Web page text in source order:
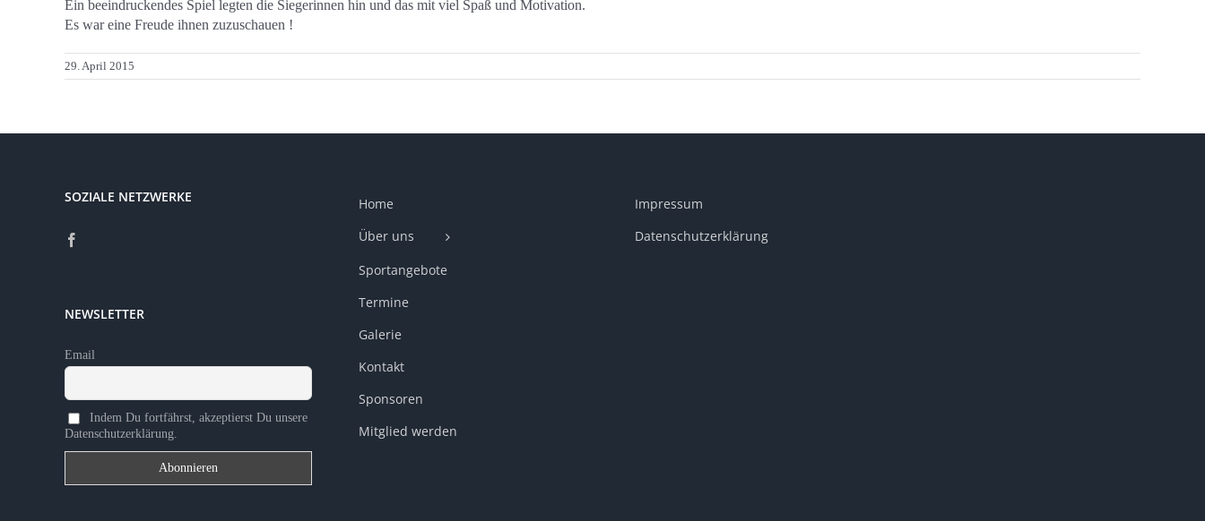
Ein beeindruckendes Spiel legten die Siegerinnen hin und das mit viel Spaß und Motivation.
Es war eine Freude ihnen zuzuschauen !
29. April 2015
SOZIALE NETZWERKE
NEWSLETTER
Email
Indem Du fortfährst, akzeptierst Du unsere
Datenschutzerklärung.
Home
Über uns
Sportangebote
Termine
Galerie
Kontakt
Sponsoren
Mitglied werden
Impressum
Datenschutzerklärung